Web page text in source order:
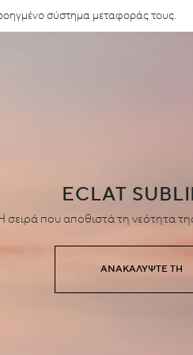
σύστημα μεταφοράς τους.
ECLAT
σειρά που αποθιστά τη νεότητα
ΑΝΑΚΑΛΎΨΤΕ ΤΗ